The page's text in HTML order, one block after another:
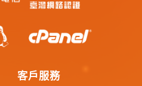
客戶服務